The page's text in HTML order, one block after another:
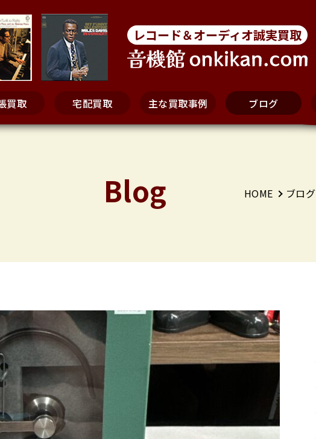
レコード＆オーディオ誠実買取
買取 宅配買取 主な買取事例 ブログ
Blog HOME ブログ